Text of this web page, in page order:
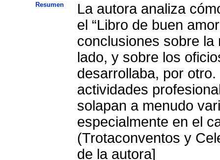
Resumen
La autora analiza
el “Libro de buen
conclusiones sobre la
lado, y sobre los
desarrollaba, por
actividades
solapan a menudo
especialmente en el
(Trotaconventos y
de la autora]